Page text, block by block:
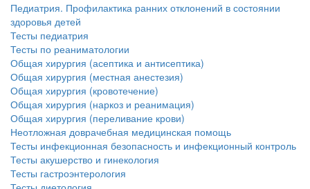
Педиатрия. Профилактика ранних отклонений в состоянии
здоровья детей
Тесты педиатрия
Тесты по реаниматологии
Общая хирургия (асептика и антисептика)
Общая хирургия (местная анестезия)
Общая хирургия (кровотечение)
Общая хирургия (наркоз и реанимация)
Общая хирургия (переливание крови)
Неотложная доврачебная медицинская помощь
Тесты инфекционная безопасность и инфекционный контроль
Тесты акушерство и гинекология
Тесты гастроэнтерология